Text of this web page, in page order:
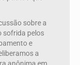
sobre a
sofrida pelos
e
a